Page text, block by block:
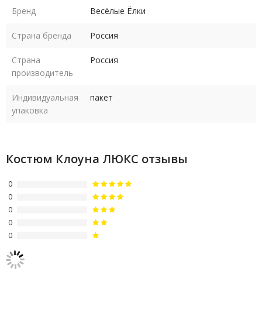
Бренд Весёлые Ёлки
Страна бренда Россия
Страна
производитель
Россия
Индивидуальная
упаковка
пакет
Костюм Клоуна ЛЮКС отзывы
0
0
0
0
0